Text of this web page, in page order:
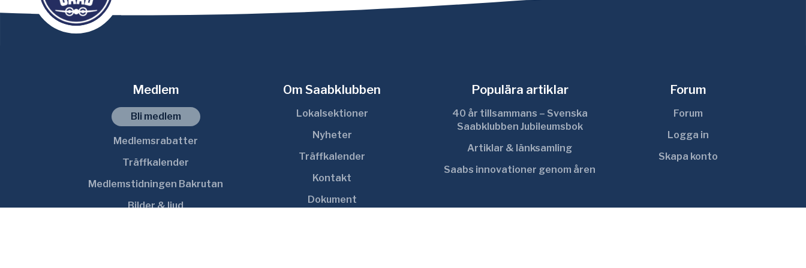
Medlem
Bli medlem
Medlemsrabatter
Träffkalender
Medlemstidningen Bakrutan
Bilder & ljud
Om Saabklubben
Lokalsektioner
Nyheter
Träffkalender
Kontakt
Dokument
Populära artiklar
40 år tillsammans – Svenska
Saabklubben Jubileumsbok
Artiklar & länksamling
Saabs innovationer genom åren
Forum
Forum
Logga in
Skapa konto